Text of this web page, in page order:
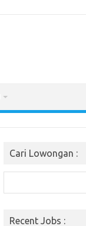
Cari Lowongan :
Recent Jobs :